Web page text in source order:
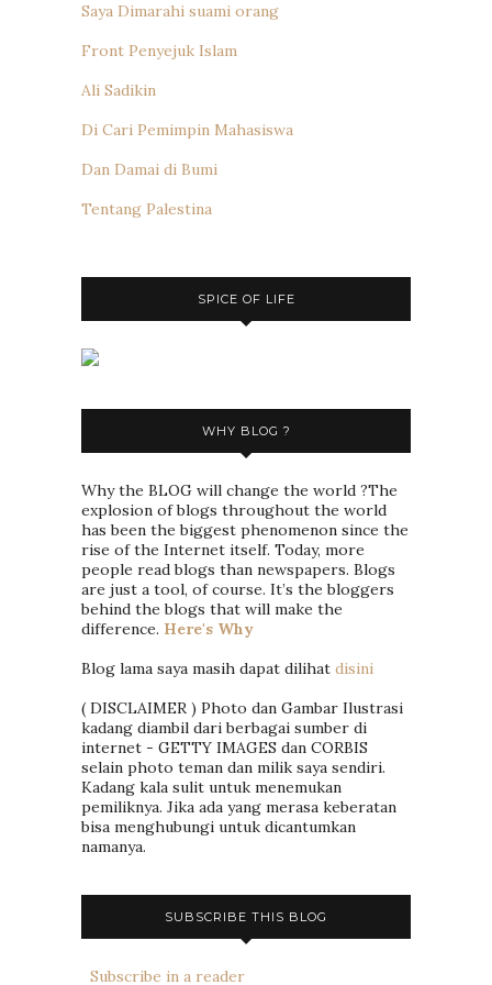
Saya Dimarahi suami orang
Front Penyejuk Islam
Ali Sadikin
Di Cari Pemimpin Mahasiswa
Dan Damai di Bumi
Tentang Palestina
SPICE OF LIFE
WHY BLOG ?
Why the BLOG will change the world ?The
explosion of blogs throughout the world
has been the biggest phenomenon since the
rise of the Internet itself. Today, more
people read blogs than newspapers. Blogs
are just a tool, of course. It’s the bloggers
behind the blogs that will make the
difference. Here's Why
Blog lama saya masih dapat dilihat disini
( DISCLAIMER ) Photo dan Gambar Ilustrasi
kadang diambil dari berbagai sumber di
internet - GETTY IMAGES dan CORBIS
selain photo teman dan milik saya sendiri.
Kadang kala sulit untuk menemukan
pemiliknya. Jika ada yang merasa keberatan
bisa menghubungi untuk dicantumkan
namanya.
SUBSCRIBE THIS BLOG
Subscribe in a reader